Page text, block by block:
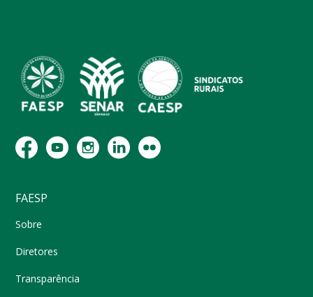
FAESP
Sobre
Diretores
Transparência